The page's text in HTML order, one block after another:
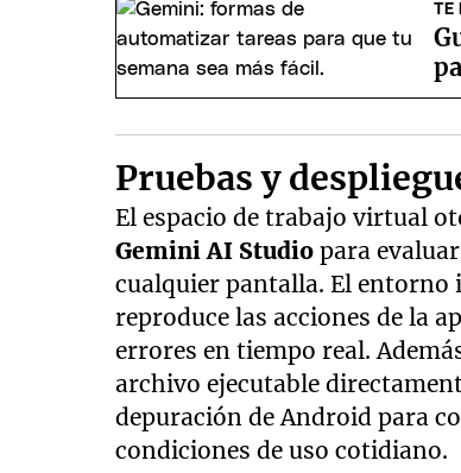
TE
Pruebas y
El espacio de trabajo virtual
Gemini AI Studio para
cualquier pantalla. El entorno
reproduce las acciones de la
errores en tiempo real.
archivo ejecutable
depuración de Android para
condiciones de uso cotidiano.